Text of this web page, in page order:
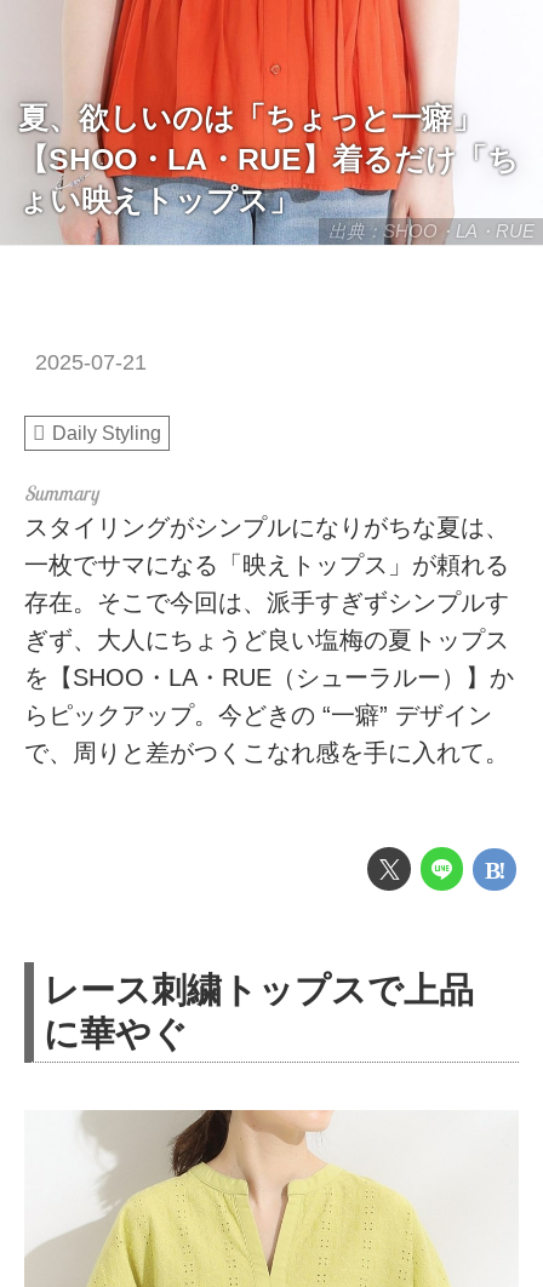
出典：SHOO・LA・RUE
夏、欲しいのは「ちょっと一癖」
【SHOO・LA・RUE】着るだけ「ち
ょい映えトップス」
2025-07-21
Daily Styling
スタイリングがシンプルになりがちな夏は、
一枚でサマになる「映えトップス」が頼れる
存在。そこで今回は、派手すぎずシンプルす
ぎず、大人にちょうど良い塩梅の夏トップス
を【SHOO・LA・RUE（シューラルー）】か
らピックアップ。今どきの “一癖” デザイン
で、周りと差がつくこなれ感を手に入れて。
レース刺繍トップスで上品
に華やぐ